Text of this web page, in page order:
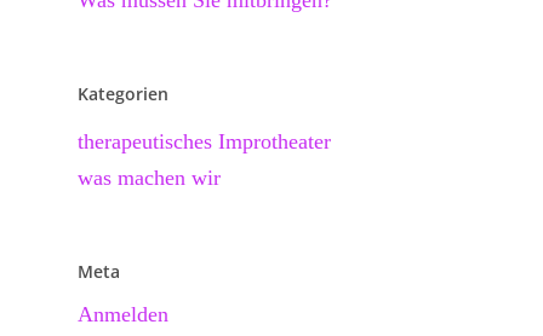
Kategorien
therapeutisches Improtheater
was machen wir
Meta
Anmelden